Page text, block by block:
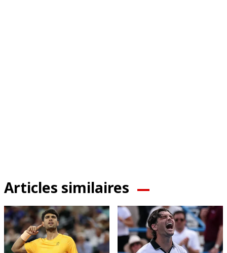
Articles similaires